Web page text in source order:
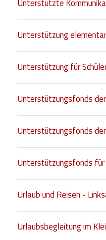
Unterstützte
Unterstützung
Unterstützung für
Unterstützungsfonds
Unterstützungsfonds
Unterstützungsfonds für
Urlaub und Reisen -
Urlaubsbegleitung im